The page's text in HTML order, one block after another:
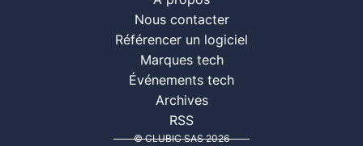
Nous contacter
Référencer un logiciel
Marques tech
Événements tech
Archives
RSS
© CLUBIC SAS 2026